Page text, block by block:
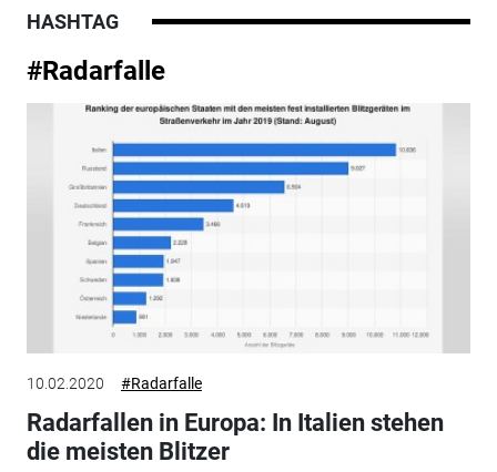
HASHTAG
#Radarfalle
10.02.2020 #Radarfalle
Radarfallen in Europa: In Italien stehen
die meisten Blitzer